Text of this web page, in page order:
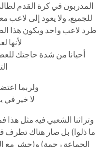
المدربون في كرة القدم
للجميع، ولا يعود إلى لاعب
طرد لاعب واحد ويكون هذا
لأنها
أحيانا من شدة حاجتك
ولربما
لا خير في
وتراثنا الشعبي فيه مثل هذا
ما ذلوا) بل صار هناك تطرف
الجماعة رحمة) و(حشرٍ مع